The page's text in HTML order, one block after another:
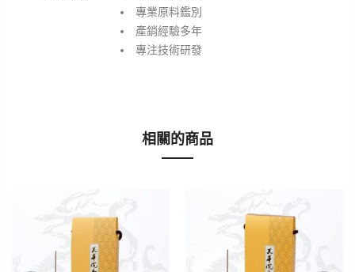
專業原料鑑別
產銷經驗多年
專注技術研發
相關的商品